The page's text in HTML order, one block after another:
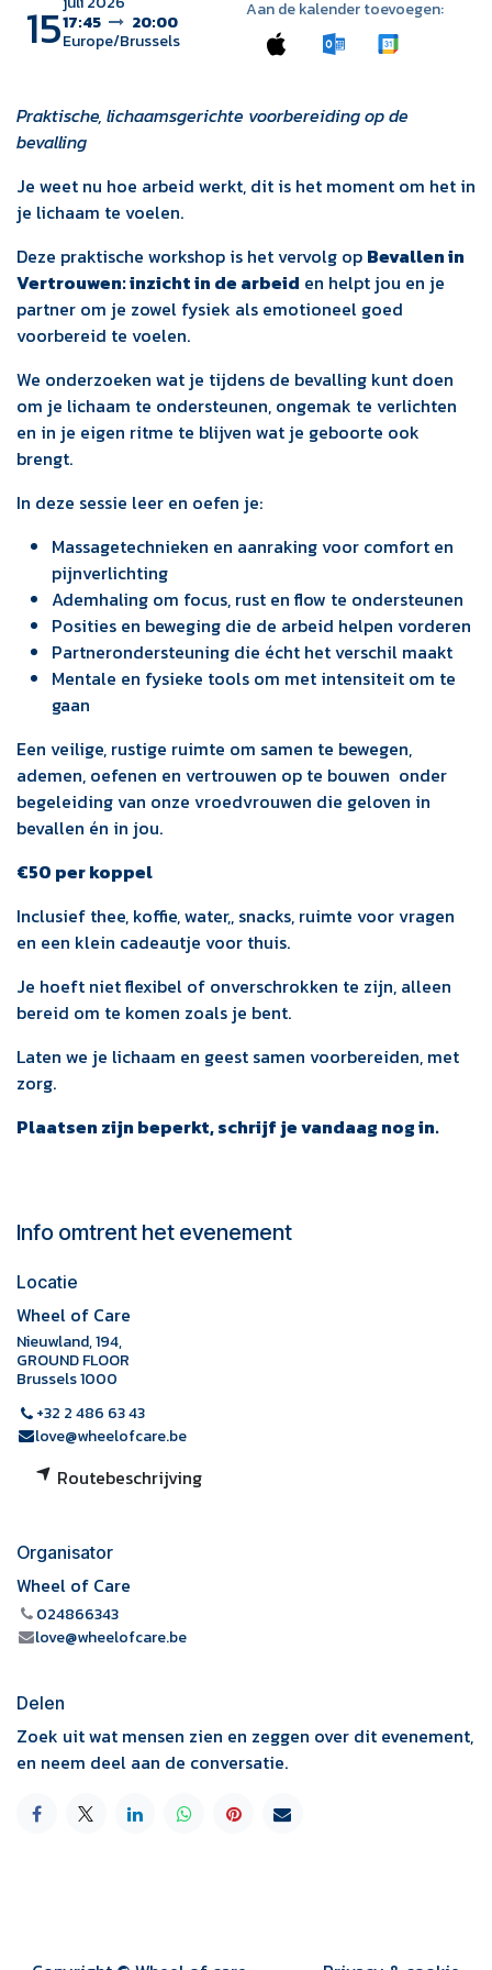
1517:45
20:00
Europe/Brussels
Aan de kalender toevoegen:
Praktische, lichaamsgerichte voorbereiding op de
bevalling
Je weet nu hoe arbeid werkt, dit is het moment om het in
je lichaam te voelen.
Deze praktische workshop is het vervolg op Bevallen in
Vertrouwen: inzicht in de arbeid en helpt jou en je
partner om je zowel fysiek als emotioneel goed
voorbereid te voelen.
We onderzoeken wat je tijdens de bevalling kunt doen
om je lichaam te ondersteunen, ongemak te verlichten
en in je eigen ritme te blijven wat je geboorte ook
brengt.
In deze sessie leer en oefen je:
Massagetechnieken en aanraking voor comfort en
pijnverlichting
Ademhaling om focus, rust en flow te ondersteunen
Posities en beweging die de arbeid helpen vorderen
Partnerondersteuning die écht het verschil maakt
Mentale en fysieke tools om met intensiteit om te
gaan
Een veilige, rustige ruimte om samen te bewegen,
ademen, oefenen en vertrouwen op te bouwen onder
begeleiding van onze vroedvrouwen die geloven in
bevallen én in jou.
€50 per koppel
Inclusief thee, koffie, water,, snacks, ruimte voor vragen
en een klein cadeautje voor thuis.
Je hoeft niet flexibel of onverschrokken te zijn, alleen
bereid om te komen zoals je bent.
Laten we je lichaam en geest samen voorbereiden, met
zorg.
Plaatsen zijn beperkt, schrijf je vandaag nog in.
Info omtrent het evenement
Locatie
Wheel of Care
Nieuwland, 194,
GROUND FLOOR
Brussels 1000
+32 2 486 63 43
love@wheelofcare.be
Routebeschrijving
Organisator
Wheel of Care
024866343
love@wheelofcare.be
Delen
Zoek uit wat mensen zien en zeggen over dit evenement,
en neem deel aan de conversatie.